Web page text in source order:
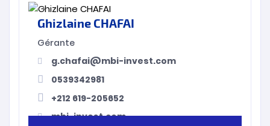
Ghizlaine CHAFAI
Gérante
g.chafai@mbi-invest.com
0539342981
+212 619-205652
mbi-invest.com